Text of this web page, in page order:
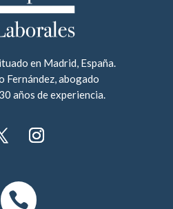
en Madrid, España.
Fernández, abogado
años de experiencia.
